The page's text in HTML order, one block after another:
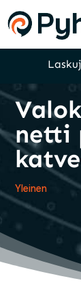
netti
Yleinen